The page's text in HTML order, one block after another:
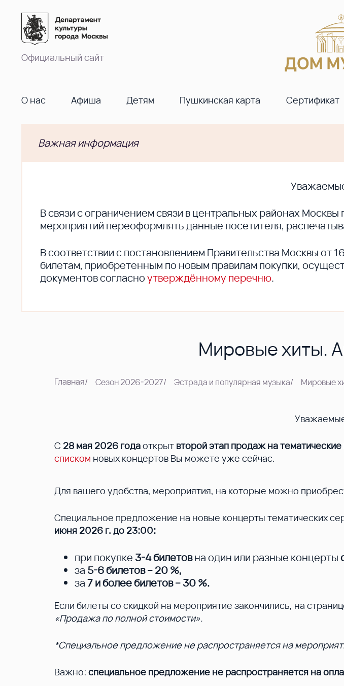
Официальный сайт
О нас Афиша Детям Пушкинская карта Сертификат
Важная информация
В cвязи с ограничением связи в центральных районах
мероприятий переоформлять данные посетителя,
В соответствии с постановлением Правительства Москвы
билетам, приобретенным по новым правилам покупки,
документов согласноутверждённому перечню.
Мировые хиты.
Главная/ Сезон 2026-2027/ Эстрада и популярная музыка/ Мировые
С 28 мая 2026 годаоткрыт второй этап продаж на
списком новых концертов Вы можете уже сейчас.
Для вашего удобства, мероприятия, на которые можно
Специальное предложение на новые концерты тематических
июня 2026 г. до 23:00:
при покупке 3-4 билетовна один или разные концерты
за 5-6 билетов – 20 %,
за7 и более билетов – 30 %.
Если билеты со скидкой на мероприятие закончились, на
«Продажа по полной стоимости».
*Специальное предложение не распространяется на
Важно: специальное предложение не распространяется на